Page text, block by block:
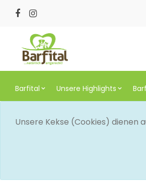
Barfital Unsere Highlights
Unsere Kekse (Cookies) dienen